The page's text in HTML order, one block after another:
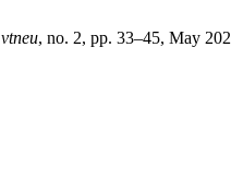
vtneu, no. 2, pp. 33–45, May